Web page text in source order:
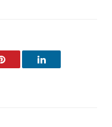
Pinterest LinkedIn